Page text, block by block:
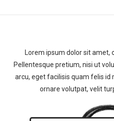
Lorem ipsum dolor sit amet,
Pellentesque pretium, nisi ut
arcu, eget facilisis quam felis id
ornare volutpat, velit